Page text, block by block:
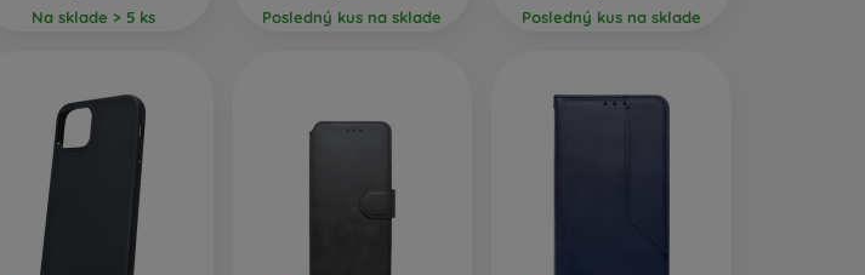
Na sklade > 5 ks Posledný kus na sklade Posledný kus na sklade